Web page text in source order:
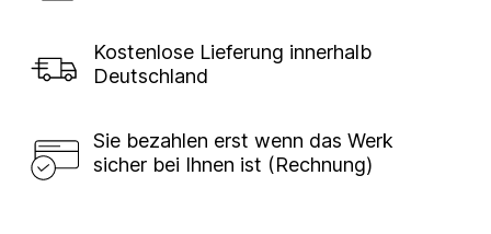
Kostenlose Lieferung innerhalb
Deutschland
Sie bezahlen erst wenn das Werk
sicher bei Ihnen ist (Rechnung)